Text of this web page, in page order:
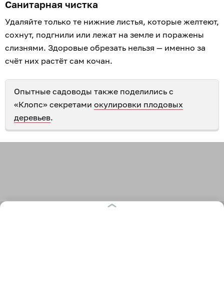
Санитарная чистка
Удаляйте только те нижние листья, которые желтеют,
сохнут, подгнили или лежат на земле и поражены
слизнями. Здоровые обрезать нельзя — именно за
счёт них растёт сам кочан.
Опытные садоводы также поделились с
«Клопс» секретами окулировки плодовых
деревьев.